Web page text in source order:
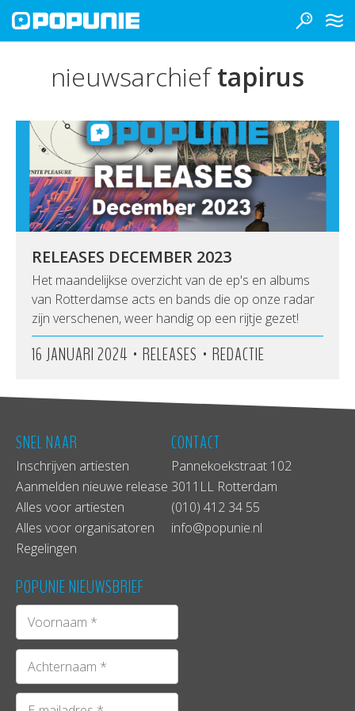
nieuwsarchieftapirus
RELEASES DECEMBER 2023
Het maandelijkse overzicht van de ep's en albums
van Rotterdamse acts en bands die op onze radar
zijn verschenen, weer handig op een rijtje gezet!
16 JANUARI 2024 • RELEASES • REDACTIE
SNEL NAAR
Inschrijven artiesten
Aanmelden nieuwe release
Alles voor artiesten
Alles voor organisatoren
Regelingen
CONTACT
Pannekoekstraat 102
3011LL Rotterdam
(010) 412 34 55
info@popunie.nl
POPUNIE NIEUWSBRIEF